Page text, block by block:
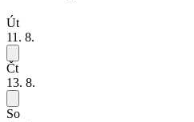
Út
11. 8.
Čt
13. 8.
So